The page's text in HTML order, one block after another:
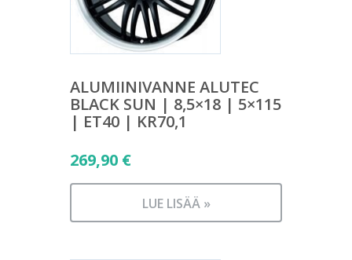
ALUMIINIVANNE ALUTEC
BLACK SUN | 8,5×18 | 5×115
| ET40 | KR70,1
269,90 €
LUE LISÄÄ »